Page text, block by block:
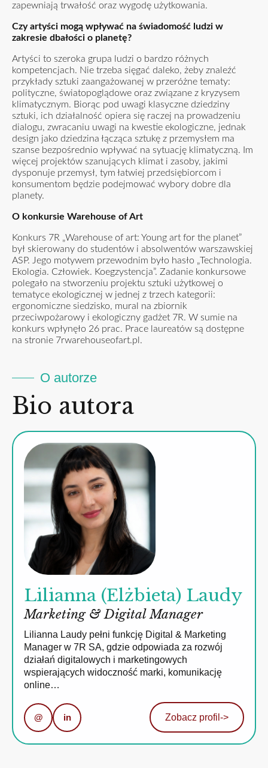
zapewniają trwałość oraz wygodę użytkowania.
Czy artyści mogą wpływać na świadomość ludzi w
zakresie dbałości o planetę?
Artyści to szeroka grupa ludzi o bardzo różnych
kompetencjach. Nie trzeba sięgać daleko, żeby znaleźć
przykłady sztuki zaangażowanej w przeróżne tematy:
polityczne, światopoglądowe oraz związane z kryzysem
klimatycznym. Biorąc pod uwagi klasyczne dziedziny
sztuki, ich działalność opiera się raczej na prowadzeniu
dialogu, zwracaniu uwagi na kwestie ekologiczne, jednak
design jako dziedzina łącząca sztukę z przemysłem ma
szanse bezpośrednio wpływać na sytuację klimatyczną. Im
więcej projektów szanujących klimat i zasoby, jakimi
dysponuje przemysł, tym łatwiej przedsiębiorcom i
konsumentom będzie podejmować wybory dobre dla
planety.
O konkursie Warehouse of Art
Konkurs 7R „Warehouse of art: Young art for the planet”
był skierowany do studentów i absolwentów warszawskiej
ASP. Jego motywem przewodnim było hasło „Technologia.
Ekologia. Człowiek. Koegzystencja”. Zadanie konkursowe
polegało na stworzeniu projektu sztuki użytkowej o
tematyce ekologicznej w jednej z trzech kategorii:
ergonomiczne siedzisko, mural na zbiornik
przeciwpożarowy i ekologiczny gadżet 7R. W sumie na
konkurs wpłynęło 26 prac. Prace laureatów są dostępne
na stronie 7rwarehouseofart.pl .
O autorze
Bio autora
Lilianna (Elżbieta) Laudy
Marketing & Digital Manager
Lilianna Laudy pełni funkcję Digital & Marketing
Manager w 7R SA, gdzie odpowiada za rozwój
działań digitalowych i marketingowych
wspierających widoczność marki, komunikację
online…
@ in Zobacz profil ->